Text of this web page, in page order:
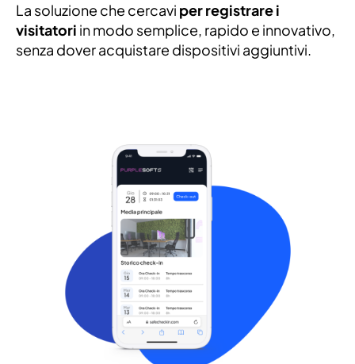
La soluzione che cercavi per registrare i
visitatori in modo semplice, rapido e innovativo,
senza dover acquistare dispositivi aggiuntivi.